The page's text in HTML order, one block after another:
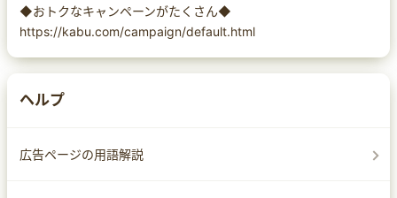
◆おトクなキャンペーンがたくさん◆
https://kabu.com/campaign/default.html
ヘルプ
広告ページの用語解説